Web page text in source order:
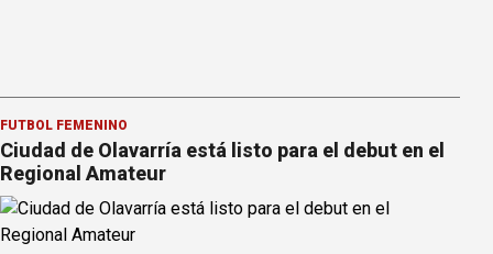
FÚTBOL FEMENINO
Ciudad de Olavarría está listo para el debut en el
Regional Amateur